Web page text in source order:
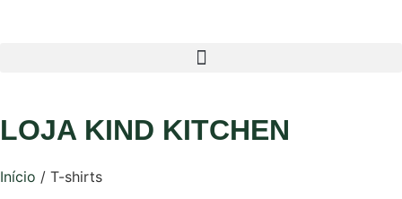
LOJA KIND KITCHEN
Início / T-shirts